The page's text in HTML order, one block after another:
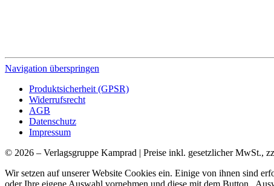
Navigation überspringen
Produktsicherheit (GPSR)
Widerrufsrecht
AGB
Datenschutz
Impressum
© 2026 – Verlagsgruppe Kamprad | Preise inkl. gesetzlicher MwSt.,
Wir setzen auf unserer Website Cookies ein. Einige von ihnen sind